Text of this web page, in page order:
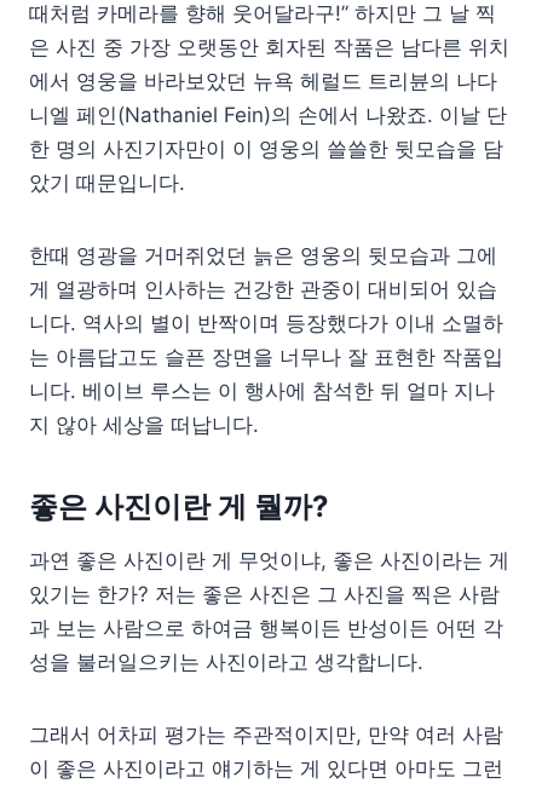
때처럼 카메라를 향해 웃어달라구!” 하지만 그 날 찍
은 사진 중 가장 오랫동안 회자된 작품은 남다른 위치
에서 영웅을 바라보았던 뉴욕 헤럴드 트리뷴의 나다
니엘 페인(Nathaniel Fein)의 손에서 나왔죠. 이날 단
한 명의 사진기자만이 이 영웅의 쓸쓸한 뒷모습을 담
았기 때문입니다.
한때 영광을 거머쥐었던 늙은 영웅의 뒷모습과 그에
게 열광하며 인사하는 건강한 관중이 대비되어 있습
니다. 역사의 별이 반짝이며 등장했다가 이내 소멸하
는 아름답고도 슬픈 장면을 너무나 잘 표현한 작품입
니다. 베이브 루스는 이 행사에 참석한 뒤 얼마 지나
지 않아 세상을 떠납니다.
좋은 사진이란 게 뭘까?
과연 좋은 사진이란 게 무엇이냐, 좋은 사진이라는 게
있기는 한가? 저는 좋은 사진은 그 사진을 찍은 사람
과 보는 사람으로 하여금 행복이든 반성이든 어떤 각
성을 불러일으키는 사진이라고 생각합니다.
그래서 어차피 평가는 주관적이지만, 만약 여러 사람
이 좋은 사진이라고 얘기하는 게 있다면 아마도 그런